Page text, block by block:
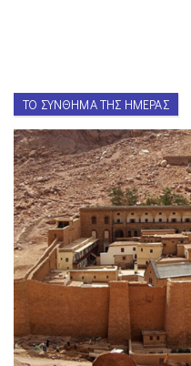
ΤΟ ΣΎΝΘΗΜΑ ΤΗΣ ΗΜΈΡΑΣ